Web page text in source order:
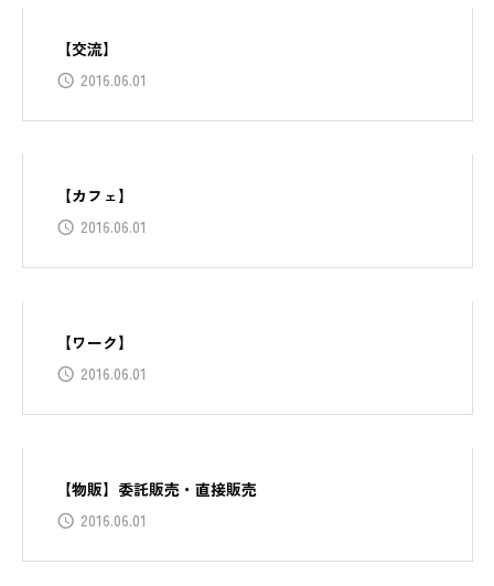
【交流】
2016.06.01
【カフェ】
2016.06.01
【ワーク】
2016.06.01
【物販】委託販売・直接販売
2016.06.01